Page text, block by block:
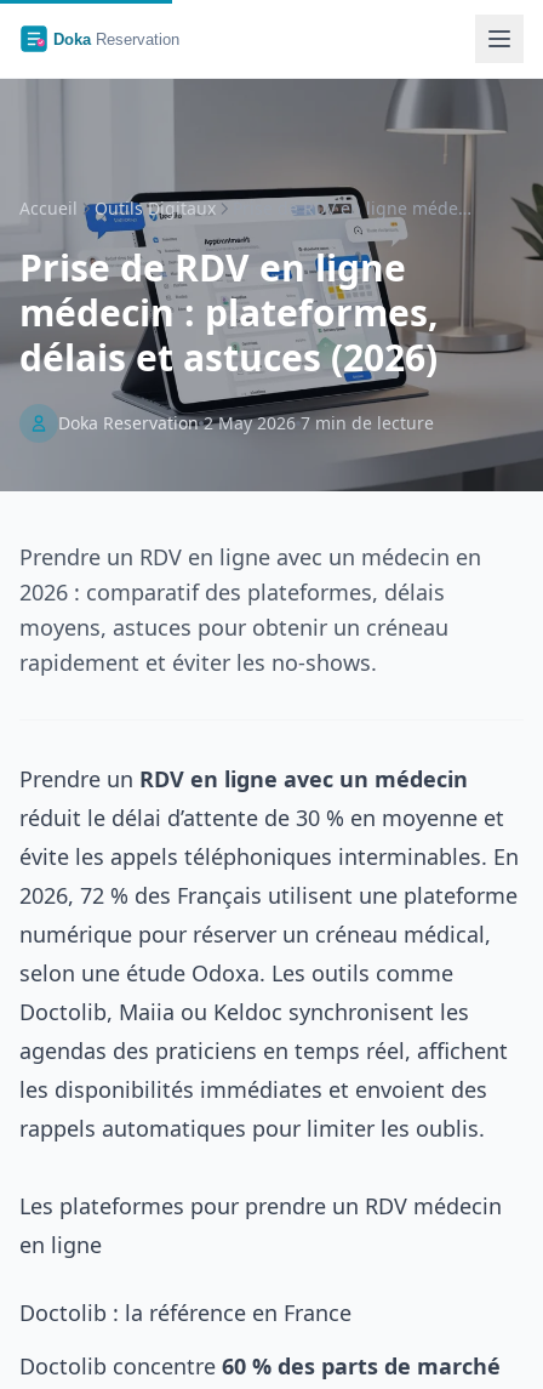
Accueil Outils Digitaux Prise de RDV en ligne médecin : …
Prise de RDV en ligne
médecin : plateformes,
délais et astuces (2026)
Doka Reservation 2 May 2026 7 min de lecture
Prendre un RDV en ligne avec un médecin en
2026 : comparatif des plateformes, délais
moyens, astuces pour obtenir un créneau
rapidement et éviter les no-shows.
Prendre un RDV en ligne avec un médecin
réduit le délai d’attente de 30 % en moyenne et
évite les appels téléphoniques interminables. En
2026, 72 % des Français utilisent une plateforme
numérique pour réserver un créneau médical,
selon une étude Odoxa. Les outils comme
Doctolib, Maiia ou Keldoc synchronisent les
agendas des praticiens en temps réel, affichent
les disponibilités immédiates et envoient des
rappels automatiques pour limiter les oublis.
Les plateformes pour prendre un RDV médecin
en ligne
Doctolib : la référence en France
Doctolib concentre 60 % des parts de marché